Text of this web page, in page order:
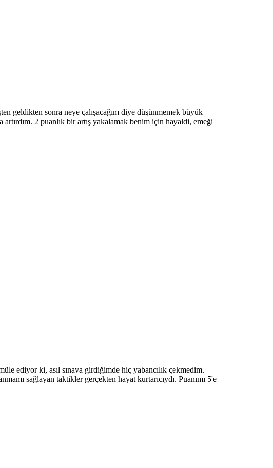
geldikten sonra neye çalışacağım diye düşünmemek büyük
2 puanlık bir artış yakalamak benim için hayaldi, emeği
ediyor ki, asıl sınava girdiğimde hiç yabancılık çekmedim.
sağlayan taktikler gerçekten hayat kurtarıcıydı. Puanımı 5'e